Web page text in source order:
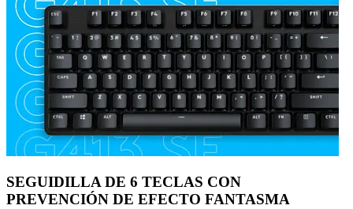
SEGUIDILLA DE 6 TECLAS CON
PREVENCIÓN DE EFECTO FANTASMA